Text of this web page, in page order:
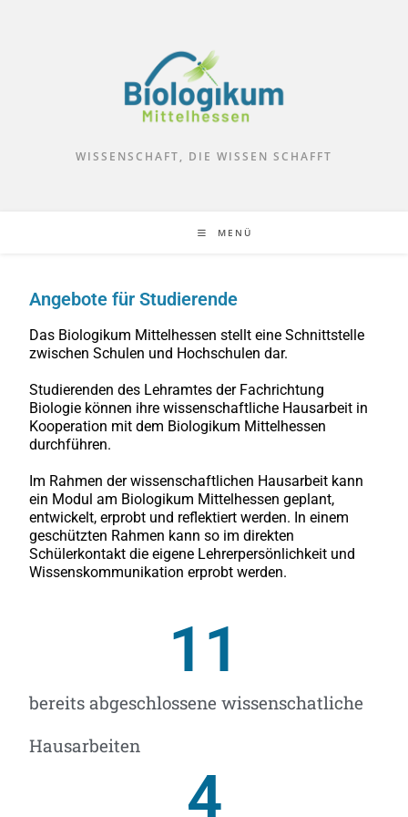
WISSENSCHAFT, DIE WISSEN SCHAFFT
MENÜ
Angebote für Studierende
Das Biologikum Mittelhessen stellt eine Schnittstelle
zwischen Schulen und Hochschulen dar.
Studierenden des Lehramtes der Fachrichtung
Biologie können ihre wissenschaftliche Hausarbeit in
Kooperation mit dem Biologikum Mittelhessen
durchführen.
Im Rahmen der wissenschaftlichen Hausarbeit kann
ein Modul am Biologikum Mittelhessen geplant,
entwickelt, erprobt und reflektiert werden. In einem
geschützten Rahmen kann so im direkten
Schülerkontakt die eigene Lehrerpersönlichkeit und
Wissenskommunikation erprobt werden.
bereits abgeschlossene wissenschatliche
Hausarbeiten
11
4